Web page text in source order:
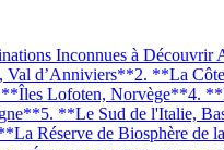
Inconnues à Découvrir
Val d’Anniviers**2. **La
Lofoten, Norvège**4.
5. **Le Sud de l'Italie,
Réserve de Biosphère de